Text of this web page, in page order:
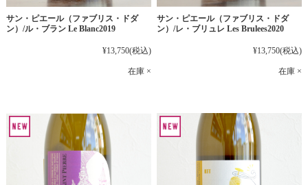
サン・ピエール（ファブリス・ドダ
ン）/ル・ブラン Le Blanc2019
¥13,750(税込)
在庫 ×
サン・ピエール（ファブリス・ドダ
ン）/レ・ブリュレ Les Brulees2020
¥13,750(税込)
在庫 ×